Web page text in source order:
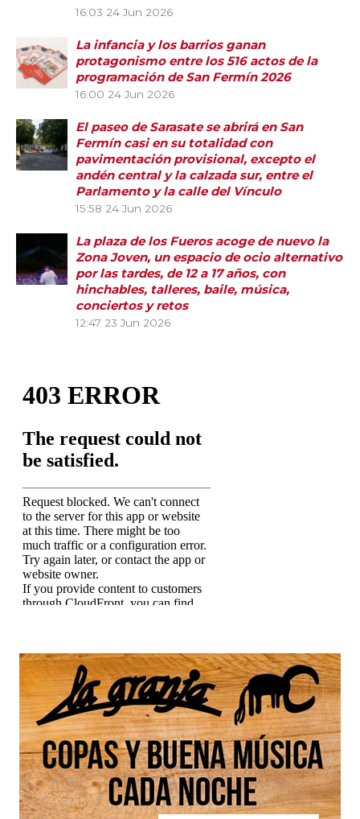
16:03 24 Jun 2026
La infancia y los barrios ganan
protagonismo entre los 516 actos de la
programación de San Fermín 2026
16:00 24 Jun 2026
El paseo de Sarasate se abrirá en San
Fermín casi en su totalidad con
pavimentación provisional, excepto el
andén central y la calzada sur, entre el
Parlamento y la calle del Vínculo
15:58 24 Jun 2026
La plaza de los Fueros acoge de nuevo la
Zona Joven, un espacio de ocio alternativo
por las tardes, de 12 a 17 años, con
hinchables, talleres, baile, música,
conciertos y retos
12:47 23 Jun 2026